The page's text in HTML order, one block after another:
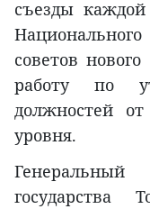
съезды
советов
работу по
должностей
уровня.